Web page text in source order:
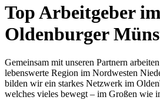
Top Arbeitgeber im
Oldenburger
Gemeinsam mit unseren Partnern
lebenswerte Region im Nordwesten
bilden wir ein starkes Netzwerk im
welches vieles bewegt – im Großen wie